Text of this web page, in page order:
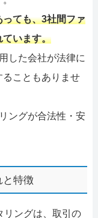
ても、3社間ファ
ています。
した会社が法律に
こともありませ
ングが合法性・安
と特徴
リングは、取引の